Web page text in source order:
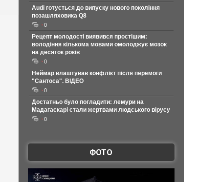
Audi готується до випуску нового покоління
позашляховика Q8
0
Рецепт молодості виявився простішим:
володіння кількома мовами омолоджує мозок
на десяток років
0
Неймар влаштував конфлікт після перемоги
"Сантоса". ВІДЕО
0
Достатньо було погладити: лемури на
Мадагаскарі стали жертвами людського вірусу
0
ФОТО